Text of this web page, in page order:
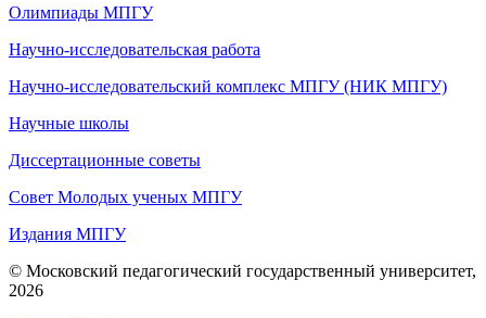
Олимпиады МПГУ
Научно-исследовательская работа
Научно-исследовательский комплекс МПГУ (НИК МПГУ)
Научные школы
Диссертационные советы
Совет Молодых ученых МПГУ
Издания МПГУ
© Московский педагогический государственный университет,
2026